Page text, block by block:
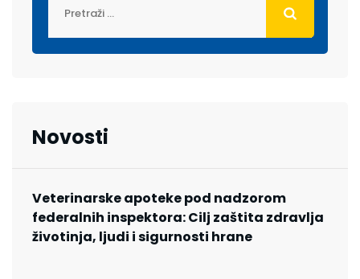
Novosti
Veterinarske apoteke pod nadzorom
federalnih inspektora: Cilj zaštita zdravlja
životinja, ljudi i sigurnosti hrane